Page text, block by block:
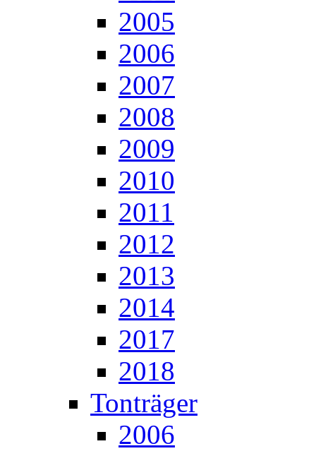
2005
2006
2007
2008
2009
2010
2011
2012
2013
2014
2017
2018
Tonträger
2006